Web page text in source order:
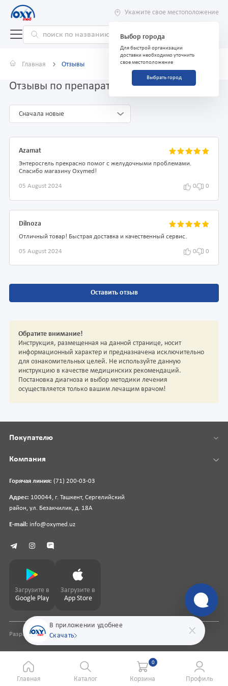
Укажите свое местоположение
Выбор города
Для быстрой организации
доставки необходимо уточнить
свое местоположение
Выбрать город
Главная Отзывы
Отзывы по препарату Энтеросгель 22,5 г
Сначала новые
Azamat
Энтеросгель прекрасно помог с желудочными проблемами.
Спасибо магазину Oxymed!
05 August 2024 0 0
Dilnoza
Отличный товар! Быстрая доставка и качественный сервис.
05 August 2024 0 0
Оставить отзыв
Обратите внимание!
Инструкция, размещенная на данной странице, носит
информационный характер и предназначена исключительно
для ознакомительных целей. Не используйте данную
инструкцию в качестве медицинских рекомендаций.
Постановка диагноза и выбор методики лечения
осуществляется только вашим лечащим врачом!
В приложении удобнее
Скачать
Горячая линия: (71) 200-03-03
Адрес: 100044, г. Ташкент, Сергелийский
район, ул. Безакчилик, д. 18А
E-mail: info@oxymed.uz
Покупателю
Компания
Загрузите в
Google Play
Загрузите в
App Store
Разработка сайтаpharmit.uz
Главная Каталог
0
Корзина Профиль